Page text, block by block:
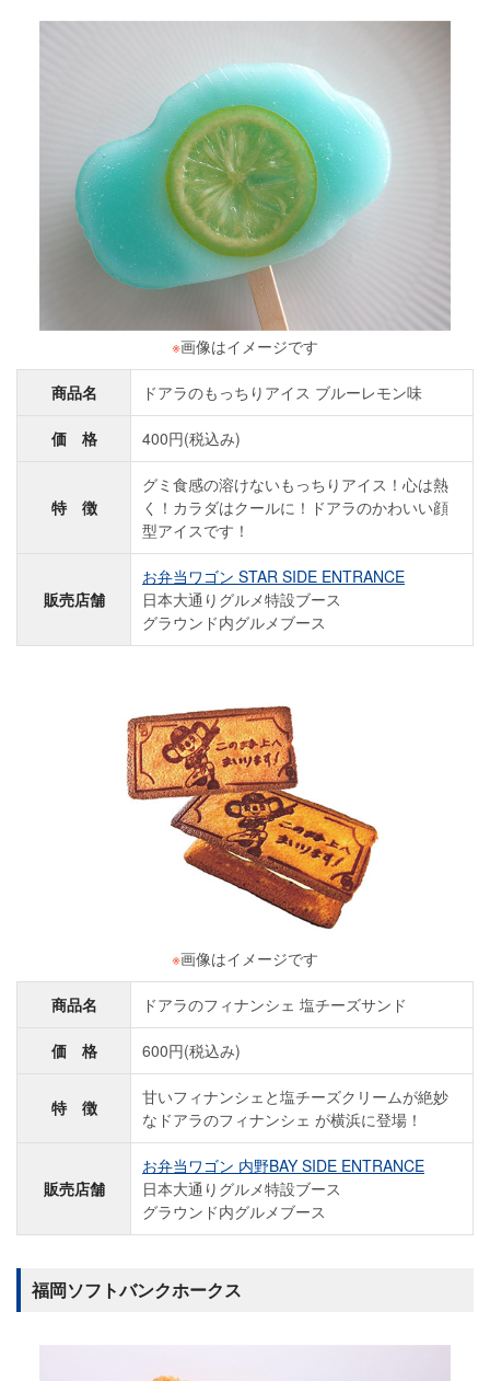
※画像はイメージです
商品名 ドアラのもっちりアイス ブルーレモン味
価 格 400円(税込み)
特 徴
グミ食感の溶けないもっちりアイス！心は熱
く！カラダはクールに！ドアラのかわいい顔
型アイスです！
販売店舗
お弁当ワゴン STAR SIDE ENTRANCE
日本大通りグルメ特設ブース
グラウンド内グルメブース
※画像はイメージです
商品名 ドアラのフィナンシェ 塩チーズサンド
価 格 600円(税込み)
特 徴
甘いフィナンシェと塩チーズクリームが絶妙
なドアラのフィナンシェ が横浜に登場！
販売店舗
お弁当ワゴン 内野BAY SIDE ENTRANCE
日本大通りグルメ特設ブース
グラウンド内グルメブース
福岡ソフトバンクホークス